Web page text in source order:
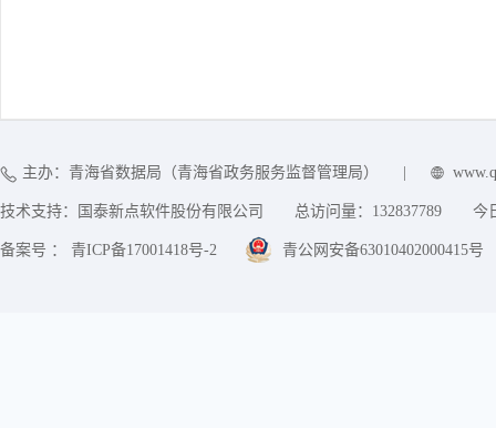
主办：青海省数据局（青海省政务服务监督管理局）
技术支持：国泰新点软件股份有限公司 总访问量： 132837789 今
备案号 ： 青ICP备17001418号-2 青公网安备63010402000415号